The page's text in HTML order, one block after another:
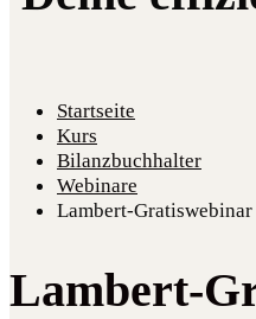
Startseite
Kurs
Bilanzbuchhalter
Webinare
Lambert-
Lambert-